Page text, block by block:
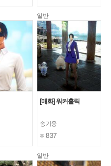
일반
[매화] 워커홀릭
송기웅
837
일반